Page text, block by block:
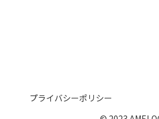
プライバシーポリシー